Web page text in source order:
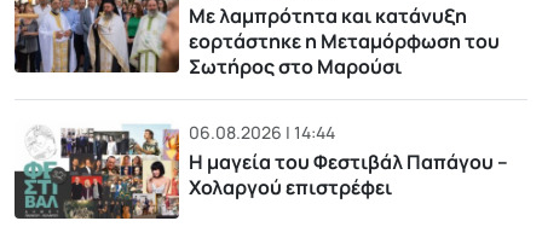
Με λαμπρότητα και κατάνυξη
εορτάστηκε η Μεταμόρφωση του
Σωτήρος στο Μαρούσι
06.08.2026 | 14:44
Η μαγεία του Φεστιβάλ Παπάγου –
Χολαργού επιστρέφει